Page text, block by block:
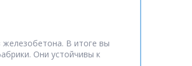
В итоге вы
Они устойчивы к